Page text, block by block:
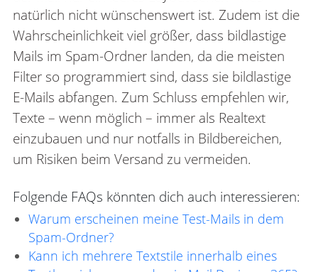
natürlich nicht wünschenswert ist. Zudem ist die
Wahrscheinlichkeit viel größer, dass bildlastige
Mails im Spam-Ordner landen, da die meisten
Filter so programmiert sind, dass sie bildlastige
E-Mails abfangen. Zum Schluss empfehlen wir,
Texte – wenn möglich – immer als Realtext
einzubauen und nur notfalls in Bildbereichen,
um Risiken beim Versand zu vermeiden.
Folgende FAQs könnten dich auch interessieren:
Warum erscheinen meine Test-Mails in dem
Spam-Ordner?
Kann ich mehrere Textstile innerhalb eines